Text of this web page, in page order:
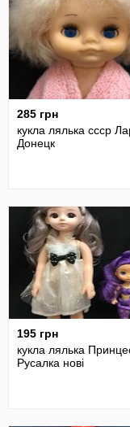
285 грн
кукла лялька ссср
Донецк
195 грн
кукла лялька
Русалка нові